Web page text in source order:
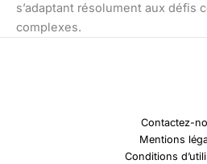
s’adaptant résolument aux défis
complexes.
Contactez-
Mentions
Conditions